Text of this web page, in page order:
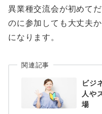
異業種交流会が初めて
のに参加しても大丈夫
になります。
関連記事
ビジ
人や
場